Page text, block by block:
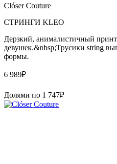
Clóser Couture
СТРИНГИ KLEO
Дерзкий, анималистичный
девушек.&nbsp;Трусики string
формы.
6 989₽
Долями по 1 747₽